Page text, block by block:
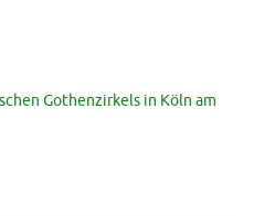
Gothenzirkels in Köln am